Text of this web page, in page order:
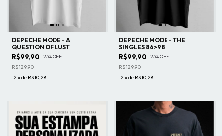
DEPECHE MODE - A
QUESTION OF LUST
R$99,90 -23%OFF
R$129,90
12xde R$10,28
DEPECHE MODE - THE
SINGLES 86>98
R$99,90 -23%OFF
R$129,90
12xde R$10,28